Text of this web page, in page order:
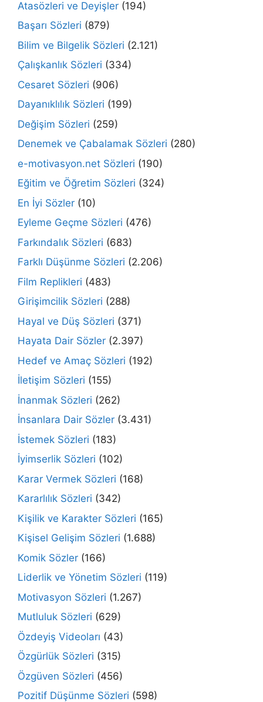
Atasözleri ve Deyişler (194)
Başarı Sözleri (879)
Bilim ve Bilgelik Sözleri (2.121)
Çalışkanlık Sözleri (334)
Cesaret Sözleri (906)
Dayanıklılık Sözleri (199)
Değişim Sözleri (259)
Denemek ve Çabalamak Sözleri (280)
e-motivasyon.net Sözleri (190)
Eğitim ve Öğretim Sözleri (324)
En İyi Sözler (10)
Eyleme Geçme Sözleri (476)
Farkındalık Sözleri (683)
Farklı Düşünme Sözleri (2.206)
Film Replikleri (483)
Girişimcilik Sözleri (288)
Hayal ve Düş Sözleri (371)
Hayata Dair Sözler (2.397)
Hedef ve Amaç Sözleri (192)
İletişim Sözleri (155)
İnanmak Sözleri (262)
İnsanlara Dair Sözler (3.431)
İstemek Sözleri (183)
İyimserlik Sözleri (102)
Karar Vermek Sözleri (168)
Kararlılık Sözleri (342)
Kişilik ve Karakter Sözleri (165)
Kişisel Gelişim Sözleri (1.688)
Komik Sözler (166)
Liderlik ve Yönetim Sözleri (119)
Motivasyon Sözleri (1.267)
Mutluluk Sözleri (629)
Özdeyiş Videoları (43)
Özgürlük Sözleri (315)
Özgüven Sözleri (456)
Pozitif Düşünme Sözleri (598)